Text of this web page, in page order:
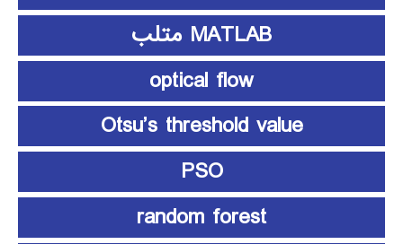
MATLAB متلب
optical flow
Otsu’s threshold value
PSO
random forest